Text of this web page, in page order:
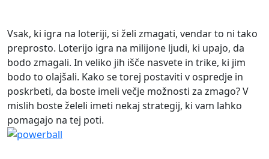
Vsak, ki igra na loteriji, si želi zmagati, vendar to ni tako
preprosto. Loterijo igra na milijone ljudi, ki upajo, da
bodo zmagali. In veliko jih išče nasvete in trike, ki jim
bodo to olajšali. Kako se torej postaviti v ospredje in
poskrbeti, da boste imeli večje možnosti za zmago? V
mislih boste želeli imeti nekaj strategij, ki vam lahko
pomagajo na tej poti.